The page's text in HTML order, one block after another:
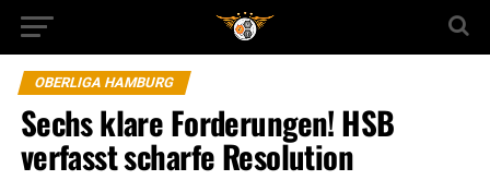
OBERLIGA HAMBURG
Sechs klare Forderungen! HSB
verfasst scharfe Resolution